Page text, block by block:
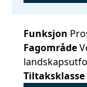
Funksjon
Fagområde
Tiltaksklasse